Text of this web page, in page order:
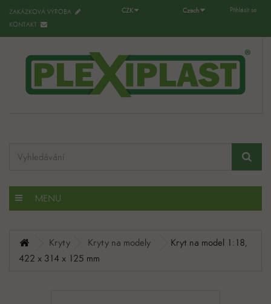
Přihlásit se
Czech
CZK
ZAKÁZKOVÁ VÝROBA
KONTAKT
MENU
Kryty Kryty na modely
Kryt na model 1:18,
422 x 314 x 125 mm